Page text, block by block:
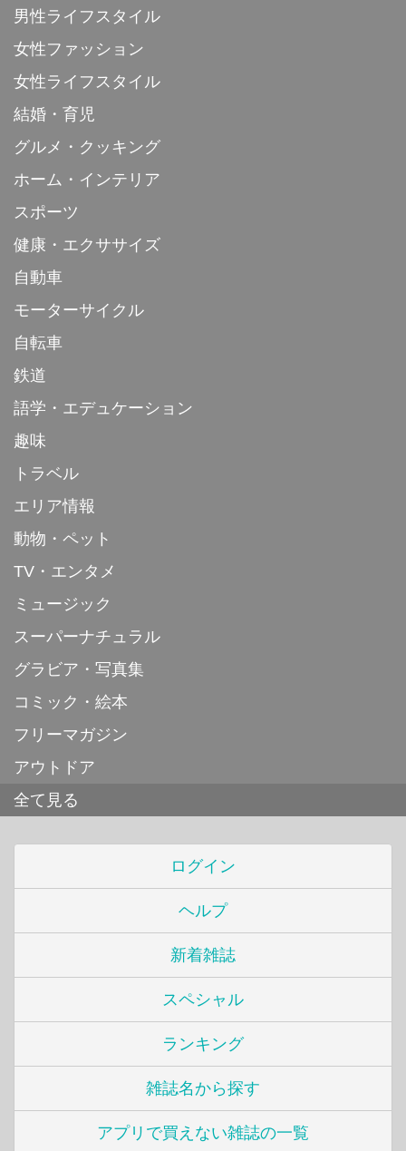
男性ライフスタイル
女性ファッション
女性ライフスタイル
結婚・育児
グルメ・クッキング
ホーム・インテリア
スポーツ
健康・エクササイズ
自動車
モーターサイクル
自転車
鉄道
語学・エデュケーション
趣味
トラベル
エリア情報
動物・ペット
TV・エンタメ
ミュージック
スーパーナチュラル
グラビア・写真集
コミック・絵本
フリーマガジン
アウトドア
全て見る
ログイン
ヘルプ
新着雑誌
スペシャル
ランキング
雑誌名から探す
アプリで買えない雑誌の一覧